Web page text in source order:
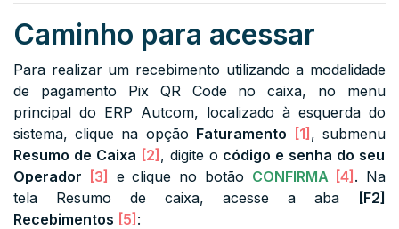
Caminho para acessar
Para realizar um recebimento utilizando a modalidade
de pagamento Pix QR Code no caixa, no menu
principal do ERP Autcom, localizado à esquerda do
sistema, clique na opção Faturamento [1] , submenu
Resumo de Caixa [2] , digite o código e senha do seu
Operador
[3] e clique no botão CONFIRMA [4] . Na
tela Resumo de caixa, acesse a aba
[F2]
Recebimentos [5] :